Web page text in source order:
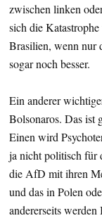
zwischen linken
sich die
Brasilien, wenn nur
sogar noch besser.
Ein anderer
Bolsonaros. Das ist
Einen wird
ja nicht politisch für
die AfD mit ihren
und das in Polen
andererseits